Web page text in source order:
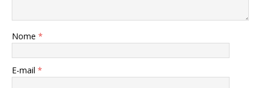
Nome *
E-mail *